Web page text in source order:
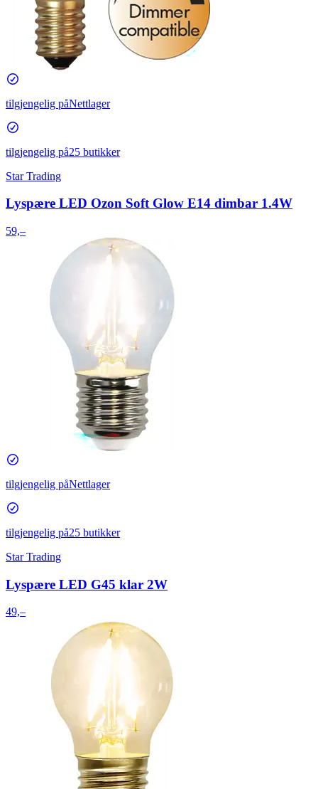
tilgjengelig påNettlager
tilgjengelig på25 butikker
Star Trading
Lyspære LED Ozon Soft Glow E14 dimbar 1.4W
59,–
tilgjengelig påNettlager
tilgjengelig på25 butikker
Star Trading
Lyspære LED G45 klar 2W
49,–